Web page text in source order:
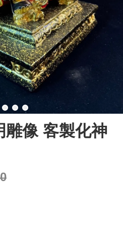
雕像 客製化神